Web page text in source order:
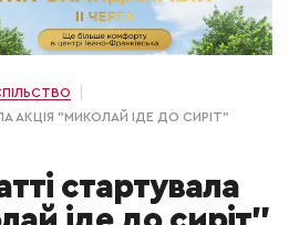
АКЦІЯ "МИКОЛАЙ ІДЕ ДО СИРІТ"
стартувала